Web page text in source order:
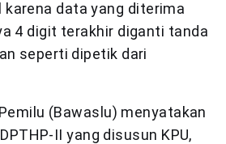
karena data yang diterima
4 digit terakhir diganti tanda
seperti dipetik dari
(Bawaslu) menyatakan
II yang disusun KPU,